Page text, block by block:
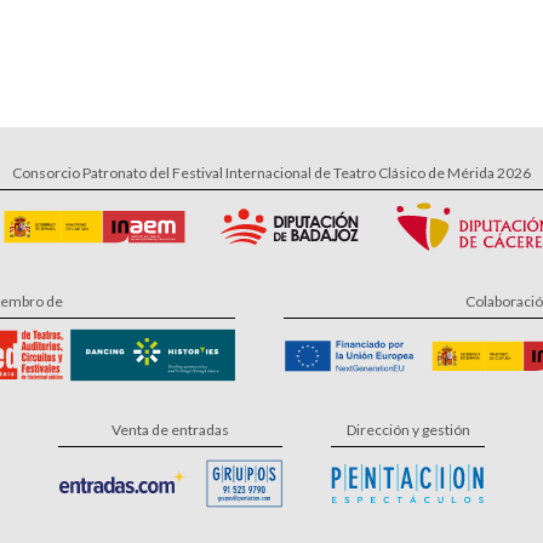
Consorcio Patronato del Festival Internacional de Teatro Clásico de Mérida 2026
de
Venta de entradas Dirección y gestión